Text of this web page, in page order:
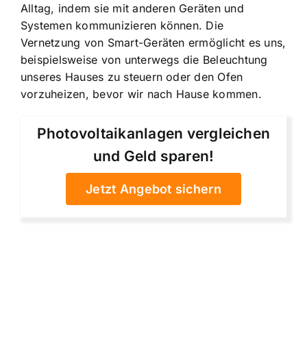
Alltag, indem sie mit anderen Geräten und
Systemen kommunizieren können. Die
Vernetzung von Smart-Geräten ermöglicht es uns,
beispielsweise von unterwegs die Beleuchtung
unseres Hauses zu steuern oder den Ofen
vorzuheizen, bevor wir nach Hause kommen.
Photovoltaikanlagen vergleichen
und Geld sparen!
Jetzt Angebot sichern